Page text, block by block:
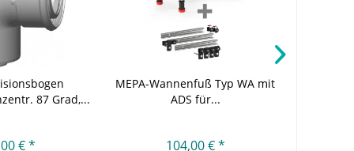
87 Grad,...
€ *
MEPA-Wannenfuß Typ WA mit
ADS für...
104,00 € *